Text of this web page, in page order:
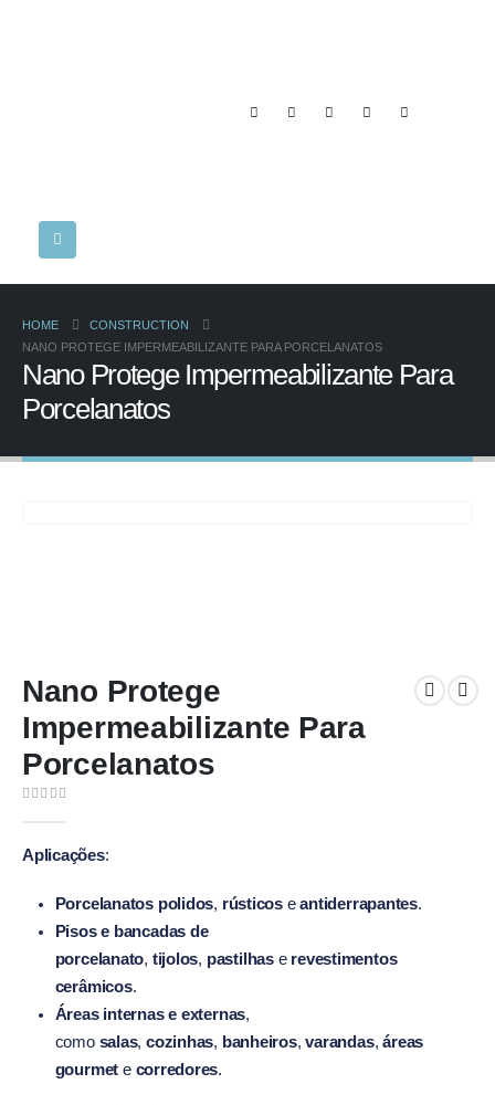
HOME
CONSTRUCTION
NANO PROTEGE IMPERMEABILIZANTE PARA PORCELANATOS
Nano Protege Impermeabilizante Para
Porcelanatos
Nano Protege
Impermeabilizante Para
Porcelanatos
Aplicações:
Porcelanatos polidos, rústicos eantiderrapantes.
Pisos e bancadas de
porcelanato, tijolos, pastilhase revestimentos
cerâmicos.
Áreas internas e externas,
como salas,cozinhas, banheiros,varandas,áreas
gourmet e corredores.